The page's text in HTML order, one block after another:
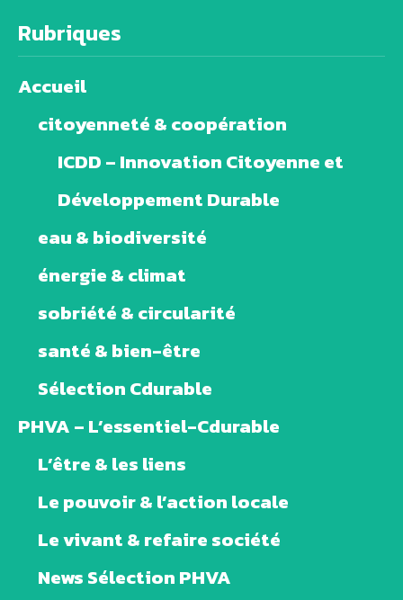
Rubriques
Accueil
citoyenneté & coopération
ICDD – Innovation Citoyenne et
Développement Durable
eau & biodiversité
énergie & climat
sobriété & circularité
santé & bien-être
Sélection Cdurable
PHVA – L’essentiel-Cdurable
L’être & les liens
Le pouvoir & l’action locale
Le vivant & refaire société
News Sélection PHVA